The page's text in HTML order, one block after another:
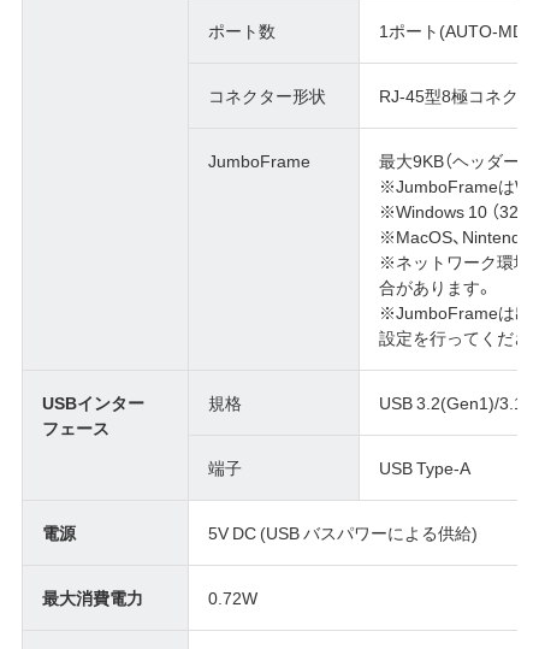
ポート数 1ポート(AUTO-
コネクター形状 RJ-45型8極コネクタ
JumboFrame
最大9KB（ヘッダー
※JumboFrameは
※Windows 10 （32
※MacOS、Nintendo
※ネットワーク環境
合があります。
※JumboFrameは出
設定を行ってくださ
USBインター
フェース
規格 USB 3.2(Gen1)/
端子 USB Type-A
電源 5V DC (USB バスパワーによる供給)
最大消費電力 0.72W